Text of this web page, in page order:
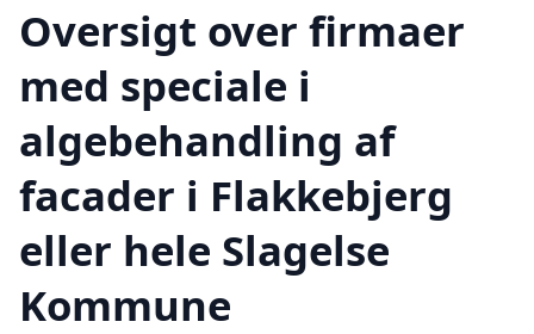
Oversigt over firmaer
med speciale i
algebehandling af
facader i Flakkebjerg
eller hele Slagelse
Kommune